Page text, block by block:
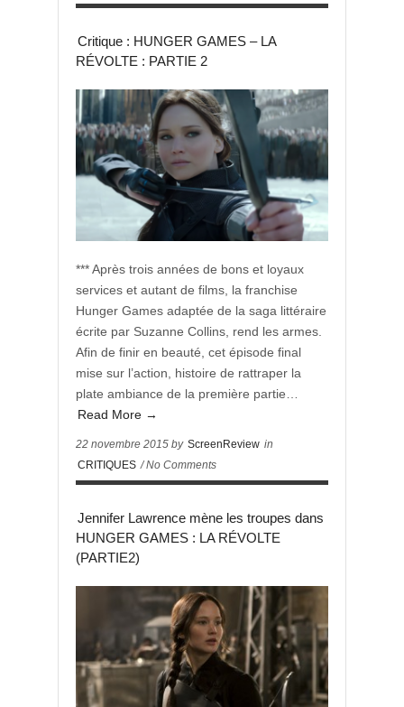
Critique : HUNGER GAMES – LA
RÉVOLTE : PARTIE 2
*** Après trois années de bons et loyaux
services et autant de films, la franchise
Hunger Games adaptée de la saga littéraire
écrite par Suzanne Collins, rend les armes.
Afin de finir en beauté, cet épisode final
mise sur l’action, histoire de rattraper la
plate ambiance de la première partie…
Read More →
22 novembre 2015 by ScreenReview in
CRITIQUES / No Comments
Jennifer Lawrence mène les troupes dans
HUNGER GAMES : LA RÉVOLTE
(PARTIE2)